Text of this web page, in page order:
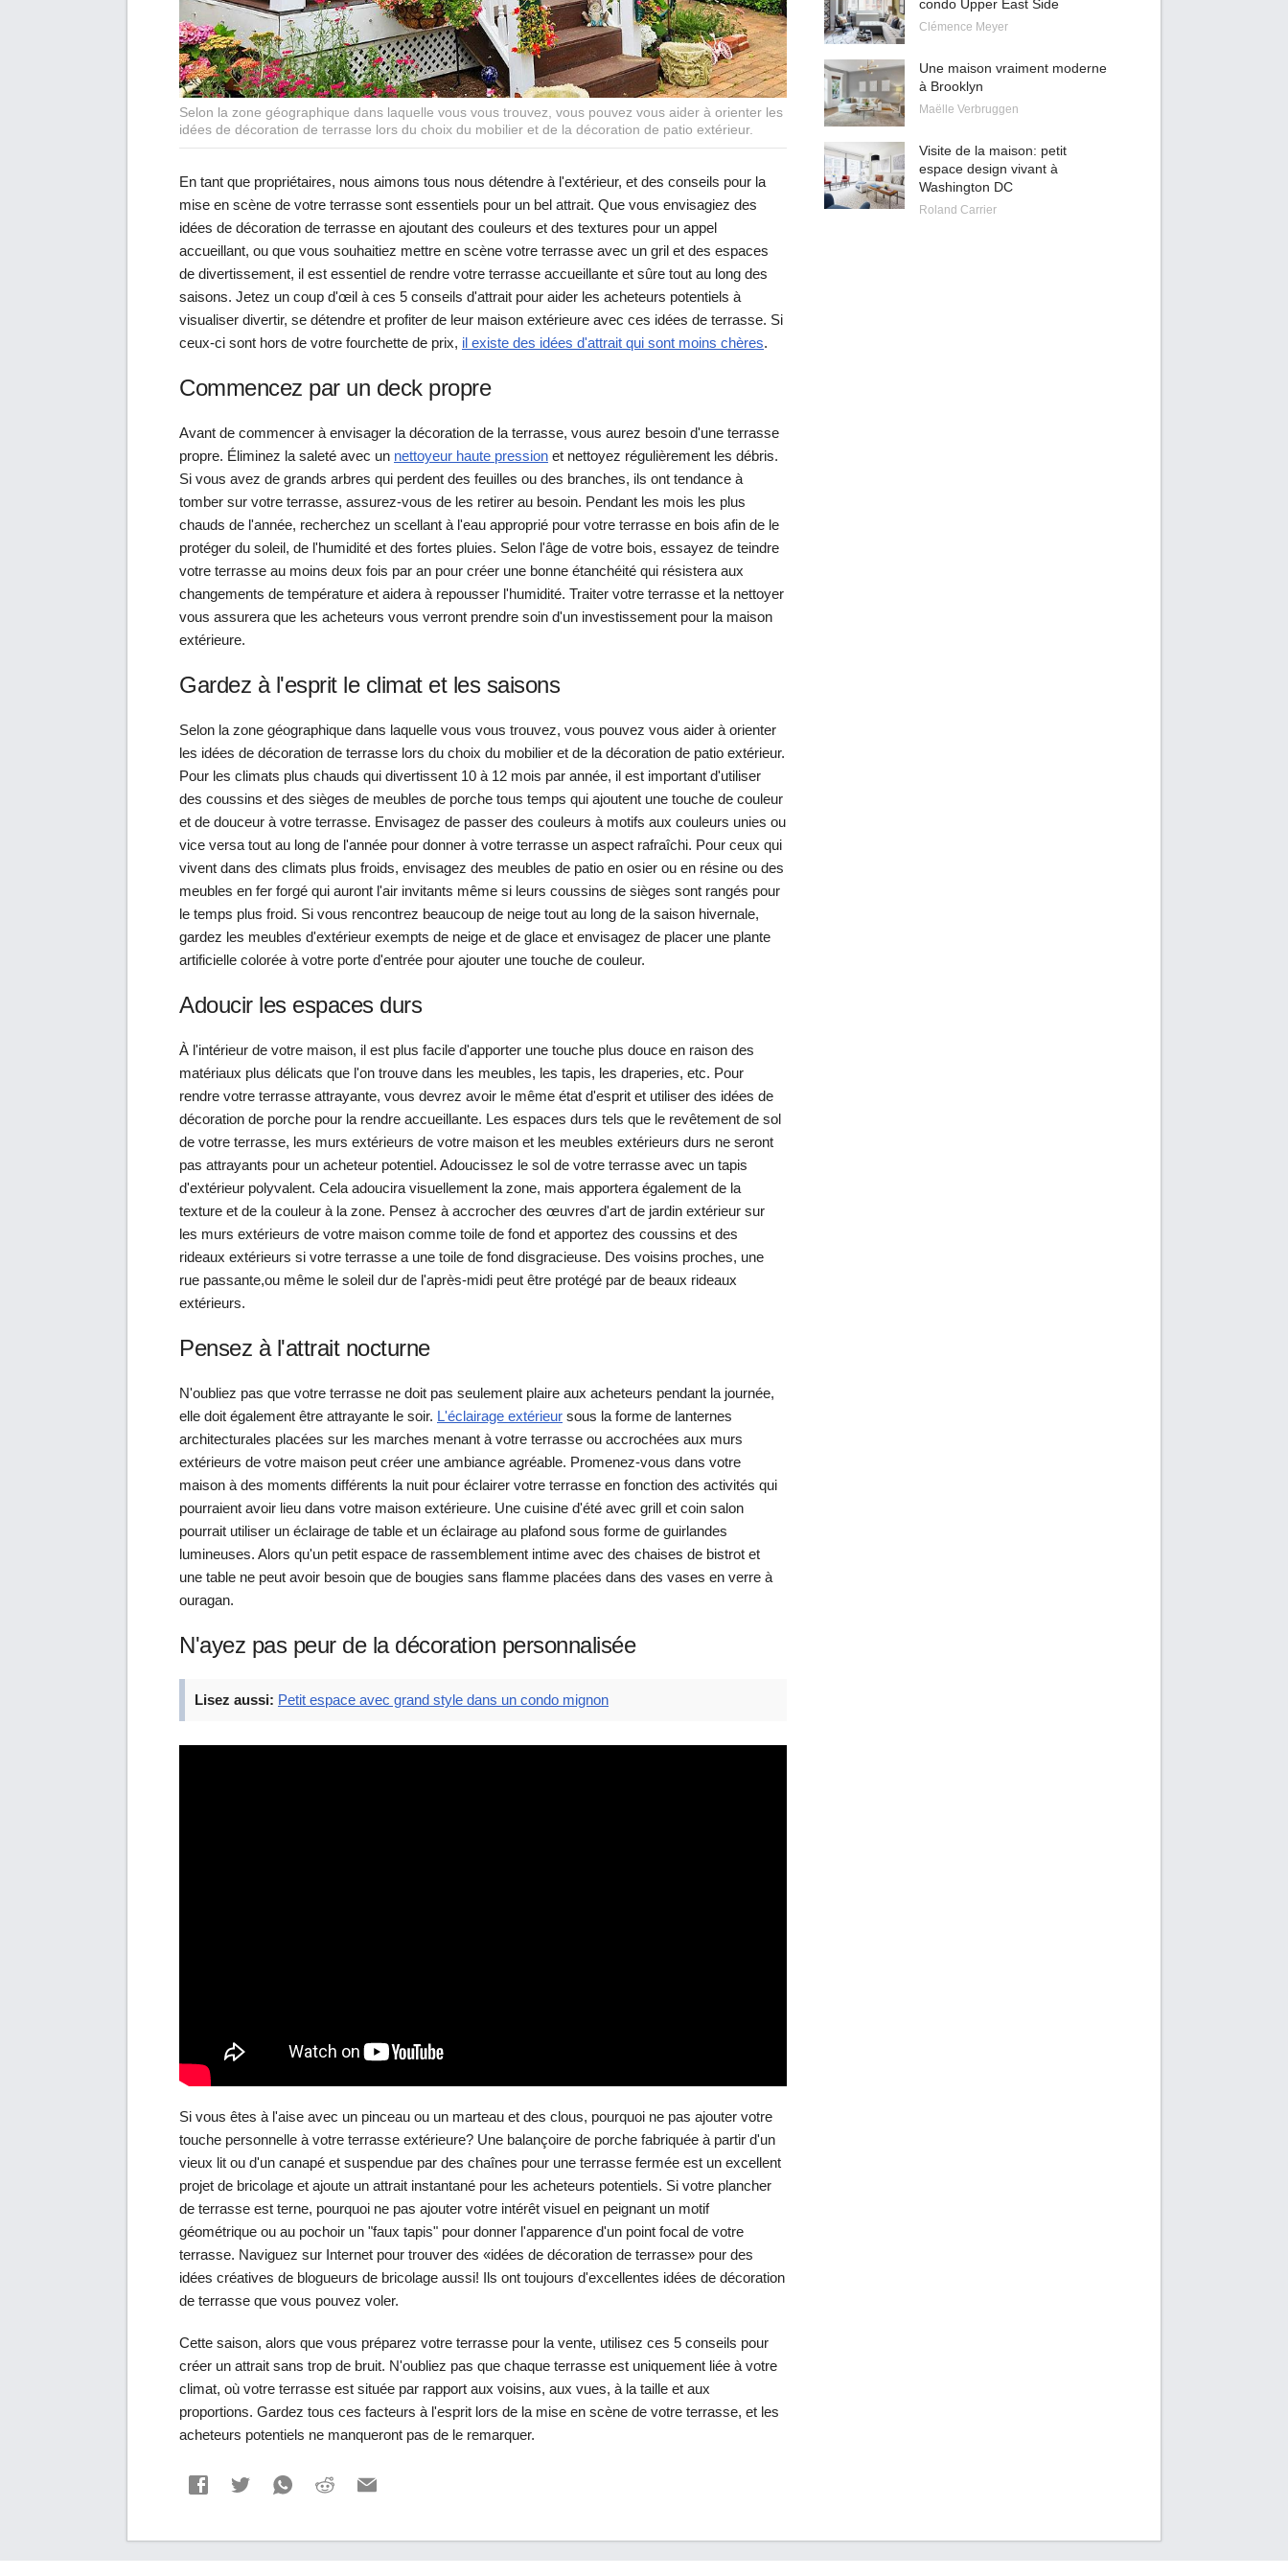
Selon la zone géographique dans laquelle vous vous trouvez, vous pouvez vous aider à orienter les
idées de décoration de terrasse lors du choix du mobilier et de la décoration de patio extérieur.
En tant que propriétaires, nous aimons tous nous détendre à l'extérieur, et des conseils pour la
mise en scène de votre terrasse sont essentiels pour un bel attrait. Que vous envisagiez des
idées de décoration de terrasse en ajoutant des couleurs et des textures pour un appel
accueillant, ou que vous souhaitiez mettre en scène votre terrasse avec un gril et des espaces
de divertissement, il est essentiel de rendre votre terrasse accueillante et sûre tout au long des
saisons. Jetez un coup d'œil à ces 5 conseils d'attrait pour aider les acheteurs potentiels à
visualiser divertir, se détendre et profiter de leur maison extérieure avec ces idées de terrasse. Si
ceux-ci sont hors de votre fourchette de prix, il existe des idées d'attrait qui sont moins chères.
Commencez par un deck propre
Avant de commencer à envisager la décoration de la terrasse, vous aurez besoin d'une terrasse
propre. Éliminez la saleté avec un nettoyeur haute pression et nettoyez régulièrement les débris.
Si vous avez de grands arbres qui perdent des feuilles ou des branches, ils ont tendance à
tomber sur votre terrasse, assurez-vous de les retirer au besoin. Pendant les mois les plus
chauds de l'année, recherchez un scellant à l'eau approprié pour votre terrasse en bois afin de le
protéger du soleil, de l'humidité et des fortes pluies. Selon l'âge de votre bois, essayez de teindre
votre terrasse au moins deux fois par an pour créer une bonne étanchéité qui résistera aux
changements de température et aidera à repousser l'humidité. Traiter votre terrasse et la nettoyer
vous assurera que les acheteurs vous verront prendre soin d'un investissement pour la maison
extérieure.
Gardez à l'esprit le climat et les saisons
Selon la zone géographique dans laquelle vous vous trouvez, vous pouvez vous aider à orienter
les idées de décoration de terrasse lors du choix du mobilier et de la décoration de patio extérieur.
Pour les climats plus chauds qui divertissent 10 à 12 mois par année, il est important d'utiliser
des coussins et des sièges de meubles de porche tous temps qui ajoutent une touche de couleur
et de douceur à votre terrasse. Envisagez de passer des couleurs à motifs aux couleurs unies ou
vice versa tout au long de l'année pour donner à votre terrasse un aspect rafraîchi. Pour ceux qui
vivent dans des climats plus froids, envisagez des meubles de patio en osier ou en résine ou des
meubles en fer forgé qui auront l'air invitants même si leurs coussins de sièges sont rangés pour
le temps plus froid. Si vous rencontrez beaucoup de neige tout au long de la saison hivernale,
gardez les meubles d'extérieur exempts de neige et de glace et envisagez de placer une plante
artificielle colorée à votre porte d'entrée pour ajouter une touche de couleur.
Adoucir les espaces durs
À l'intérieur de votre maison, il est plus facile d'apporter une touche plus douce en raison des
matériaux plus délicats que l'on trouve dans les meubles, les tapis, les draperies, etc. Pour
rendre votre terrasse attrayante, vous devrez avoir le même état d'esprit et utiliser des idées de
décoration de porche pour la rendre accueillante. Les espaces durs tels que le revêtement de sol
de votre terrasse, les murs extérieurs de votre maison et les meubles extérieurs durs ne seront
pas attrayants pour un acheteur potentiel. Adoucissez le sol de votre terrasse avec un tapis
d'extérieur polyvalent. Cela adoucira visuellement la zone, mais apportera également de la
texture et de la couleur à la zone. Pensez à accrocher des œuvres d'art de jardin extérieur sur
les murs extérieurs de votre maison comme toile de fond et apportez des coussins et des
rideaux extérieurs si votre terrasse a une toile de fond disgracieuse. Des voisins proches, une
rue passante,ou même le soleil dur de l'après-midi peut être protégé par de beaux rideaux
extérieurs.
Pensez à l'attrait nocturne
N'oubliez pas que votre terrasse ne doit pas seulement plaire aux acheteurs pendant la journée,
elle doit également être attrayante le soir. L'éclairage extérieur sous la forme de lanternes
architecturales placées sur les marches menant à votre terrasse ou accrochées aux murs
extérieurs de votre maison peut créer une ambiance agréable. Promenez-vous dans votre
maison à des moments différents la nuit pour éclairer votre terrasse en fonction des activités qui
pourraient avoir lieu dans votre maison extérieure. Une cuisine d'été avec grill et coin salon
pourrait utiliser un éclairage de table et un éclairage au plafond sous forme de guirlandes
lumineuses. Alors qu'un petit espace de rassemblement intime avec des chaises de bistrot et
une table ne peut avoir besoin que de bougies sans flamme placées dans des vases en verre à
ouragan.
N'ayez pas peur de la décoration personnalisée
Lisez aussi: Petit espace avec grand style dans un condo mignon
Si vous êtes à l'aise avec un pinceau ou un marteau et des clous, pourquoi ne pas ajouter votre
touche personnelle à votre terrasse extérieure? Une balançoire de porche fabriquée à partir d'un
vieux lit ou d'un canapé et suspendue par des chaînes pour une terrasse fermée est un excellent
projet de bricolage et ajoute un attrait instantané pour les acheteurs potentiels. Si votre plancher
de terrasse est terne, pourquoi ne pas ajouter votre intérêt visuel en peignant un motif
géométrique ou au pochoir un "faux tapis" pour donner l'apparence d'un point focal de votre
terrasse. Naviguez sur Internet pour trouver des «idées de décoration de terrasse» pour des
idées créatives de blogueurs de bricolage aussi! Ils ont toujours d'excellentes idées de décoration
de terrasse que vous pouvez voler.
Cette saison, alors que vous préparez votre terrasse pour la vente, utilisez ces 5 conseils pour
créer un attrait sans trop de bruit. N'oubliez pas que chaque terrasse est uniquement liée à votre
climat, où votre terrasse est située par rapport aux voisins, aux vues, à la taille et aux
proportions. Gardez tous ces facteurs à l'esprit lors de la mise en scène de votre terrasse, et les
acheteurs potentiels ne manqueront pas de le remarquer.
condo Upper East Side
Clémence Meyer
Une maison vraiment moderne
à Brooklyn
Maëlle Verbruggen
Visite de la maison: petit
espace design vivant à
Washington DC
Roland Carrier